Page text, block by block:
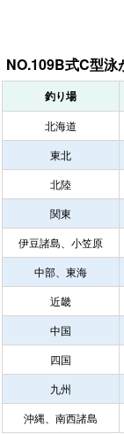
NO.109B式C型泳
釣り場
北海道
東北
北陸
関東
伊豆諸島、小笠原
中部、東海
近畿
中国
四国
九州
沖縄、南西諸島